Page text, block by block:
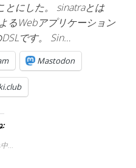
とにした。 sinatraとは
るWebアプリケーション
です。 Sin…
Mastodon
:
…